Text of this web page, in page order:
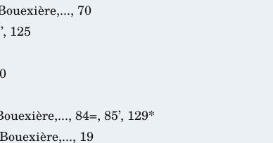
70
125
84=, 85’, 129*
19